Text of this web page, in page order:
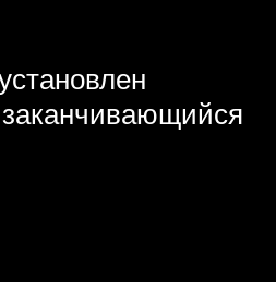
заканчивающийся